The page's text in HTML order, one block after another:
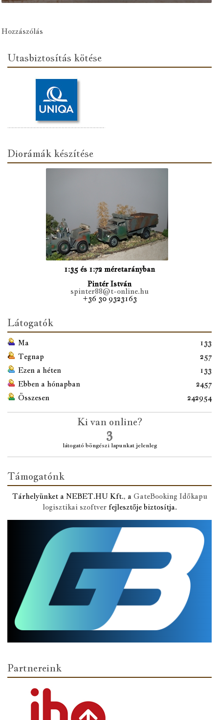
Hozzászólás
Utasbiztosítás kötése
Diorámák készítése
1:35 és 1:72 méretarányban
Pintér István
spinter88@t-online.hu
+36 30 9323163
Látogatók
Ma
133
Tegnap
257
Ezen a héten
133
Ebben a hónapban
2457
Összesen
242954
Ki van online?
3
látogató böngészi lapunkat jelenleg
Támogatónk
Tárhelyünket a NEBET.HU Kft., a GateBooking Időkapu
logisztikai szoftverfejlesztője biztosítja.
Partnereink